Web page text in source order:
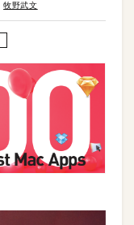
牧野武文